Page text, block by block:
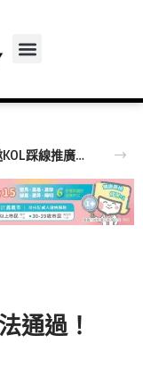
深化日本市場國際行銷 台中攜星宇航空邀KOL踩線推廣中台灣觀光
通過！